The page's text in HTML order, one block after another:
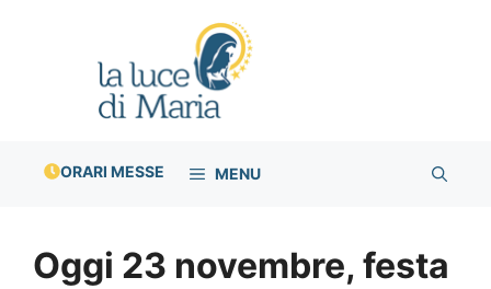
ORARI MESSE MENU
Oggi 23 novembre, festa